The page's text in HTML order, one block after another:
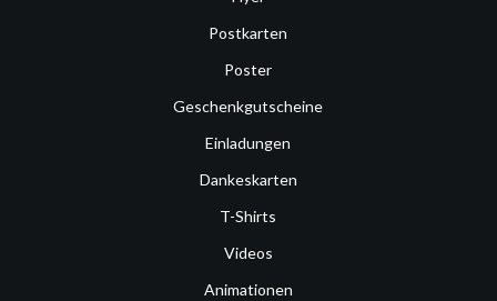
Postkarten
Poster
Geschenkgutscheine
Einladungen
Dankeskarten
T-Shirts
Videos
Animationen